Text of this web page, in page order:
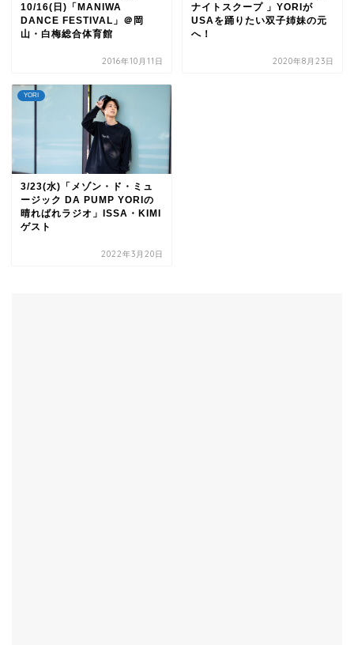
10/16(日)「MANIWA
DANCE FESTIVAL」＠岡
山・白梅総合体育館
2016年10月11日
ナイトスクープ 」YORIが
USAを踊りたい双子姉妹の元
へ！
2020年8月23日
YORI
3/23(水)「メゾン・ド・ミュ
ージック DA PUMP YORIの
晴ればれラジオ」ISSA・KIMI
ゲスト
2022年3月20日